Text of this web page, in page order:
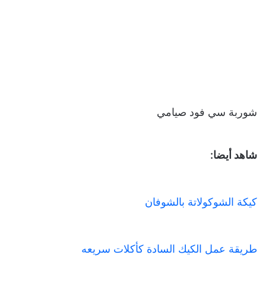
شوربة سي فود صيامي
شاهد أيضا:
كيكة الشوكولاتة بالشوفان
طريقة عمل الكيك السادة كأكلات سريعه